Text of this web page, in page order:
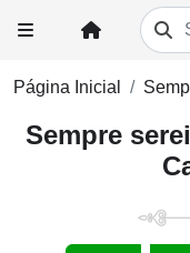
Página Inicial
Sempre